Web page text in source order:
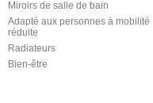
Miroirs de salle de bain
Adapté aux personnes à mobilité
réduite
Radiateurs
Bien-être